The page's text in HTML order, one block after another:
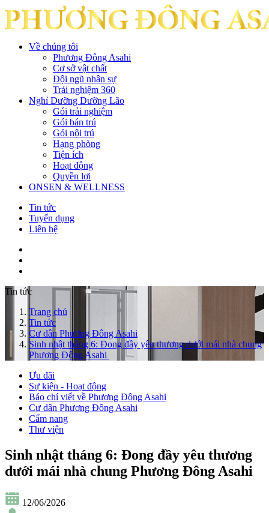
Về chúng tôi
Phương Đông Asahi
Cơ sở vật chất
Đội ngũ nhân sự
Trải nghiệm 360
Nghỉ Dưỡng Dưỡng Lão
Gói trải nghiệm
Gói bán trú
Gói nội trú
Hạng phòng
Tiện ích
Hoạt động
Quyền lợi
ONSEN & WELLNESS
Tin tức
Tuyển dụng
Liên hệ
Tin tức
Trang chủ
Tin tức
Cư dân Phương Đông Asahi
Sinh nhật tháng 6: Đong đầy yêu thương dưới mái nhà chung
Phương Đông Asahi
Ưu đãi
Sự kiện - Hoạt động
Báo chí viết về Phương Đông Asahi
Cư dân Phương Đông Asahi
Cẩm nang
Thư viện
Sinh nhật tháng 6: Đong đầy yêu thương
dưới mái nhà chung Phương Đông Asahi
12/06/2026